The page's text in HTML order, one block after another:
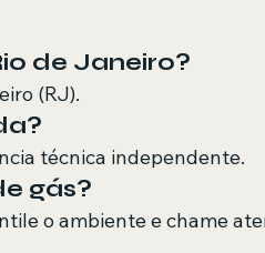
de Janeiro?
(RJ).
técnica independente.
gás?
o ambiente e chame